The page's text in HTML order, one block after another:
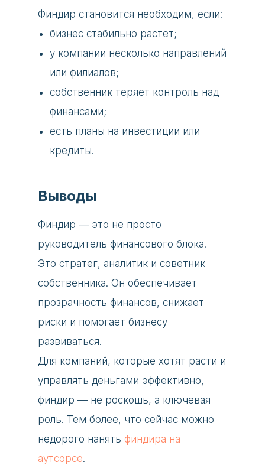
Финдир становится необходим, если:
бизнес стабильно растёт;
у компании несколько направлений
или филиалов;
собственник теряет контроль над
финансами;
есть планы на инвестиции или
кредиты.
Финдир — это не просто
руководитель финансового блока.
Это стратег, аналитик и советник
собственника. Он обеспечивает
прозрачность финансов, снижает
риски и помогает бизнесу
развиваться.
Для компаний, которые хотят расти и
управлять деньгами эффективно,
финдир — не роскошь, а ключевая
роль. Тем более, что сейчас можно
недорого нанять финдира на
аутсорсе.
Выводы